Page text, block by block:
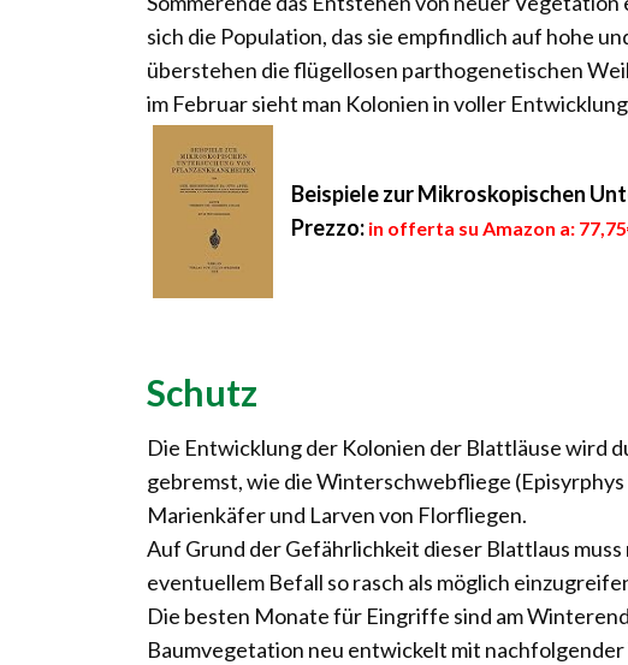
sich die Population, das sie empfindlich auf hohe
überstehen die flügellosen parthogenetischen
im Februar sieht man Kolonien in voller
Beispiele zur Mikroskopischen
Prezzo: in offerta su Amazon a:
Schutz
Die Entwicklung der Kolonien der Blattläuse wird
gebremst, wie die Winterschwebfliege
Marienkäfer und Larven von Florfliegen.
Auf Grund der Gefährlichkeit dieser Blattlaus
eventuellem Befall so rasch als möglich
Die besten Monate für Eingriffe sind am
Baumvegetation neu entwickelt mit